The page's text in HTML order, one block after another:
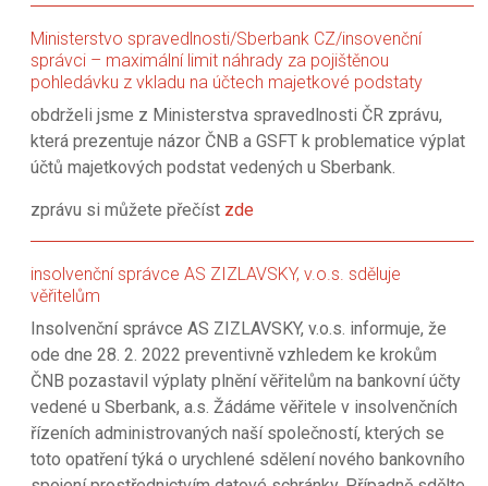
Ministerstvo spravedlnosti/Sberbank CZ/insovenční
správci – maximální limit náhrady za pojištěnou
pohledávku z vkladu na účtech majetkové podstaty
obdrželi jsme z Ministerstva spravedlnosti ČR zprávu,
která prezentuje názor ČNB a GSFT k problematice výplat
účtů majetkových podstat vedených u Sberbank.
zprávu si můžete přečíst zde
insolvenční správce AS ZIZLAVSKY, v.o.s. sděluje
věřitelům
Insolvenční správce AS ZIZLAVSKY, v.o.s. informuje, že
ode dne 28. 2. 2022 preventivně vzhledem ke krokům
ČNB pozastavil výplaty plnění věřitelům na bankovní účty
vedené u Sberbank, a.s. Žádáme věřitele v insolvenčních
řízeních administrovaných naší společností, kterých se
toto opatření týká o urychlené sdělení nového bankovního